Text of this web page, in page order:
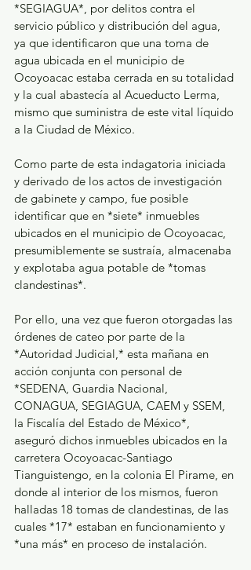
*SEGIAGUA*, por delitos contra el
servicio público y distribución del agua,
ya que identificaron que una toma de
agua ubicada en el municipio de
Ocoyoacac estaba cerrada en su totalidad
y la cual abastecía al Acueducto Lerma,
mismo que suministra de este vital líquido
a la Ciudad de México.
Como parte de esta indagatoria iniciada
y derivado de los actos de investigación
de gabinete y campo, fue posible
identificar que en *siete* inmuebles
ubicados en el municipio de Ocoyoacac,
presumiblemente se sustraía, almacenaba
y explotaba agua potable de *tomas
clandestinas*.
Por ello, una vez que fueron otorgadas las
órdenes de cateo por parte de la
*Autoridad Judicial,* esta mañana en
acción conjunta con personal de
*SEDENA, Guardia Nacional,
CONAGUA, SEGIAGUA, CAEM y SSEM,
la Fiscalía del Estado de México*,
aseguró dichos inmuebles ubicados en la
carretera Ocoyoacac-Santiago
Tianguistengo, en la colonia El Pirame, en
donde al interior de los mismos, fueron
halladas 18 tomas de clandestinas, de las
cuales *17* estaban en funcionamiento y
*una más* en proceso de instalación.